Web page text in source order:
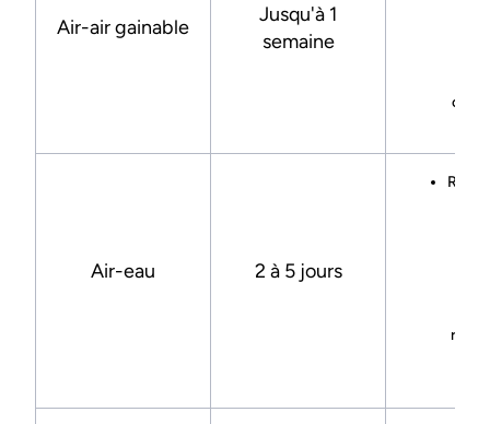
Air-air gainable
Jusqu'à 1
semaine
Air-eau 2 à 5 jours